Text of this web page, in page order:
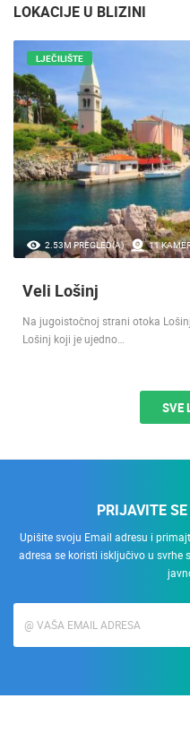
LOKACIJE U BLIZINI
2.53M PREGLED(A) 11
LJEČILIŠTE
Veli Lošinj
Na jugoistočnoj strani otoka
Lošinj koji je ujedno…
SVE
PRIJAVITE
Upišite svoju Email adresu i
adresa se koristi isključivo u